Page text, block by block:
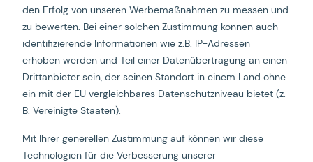
den Erfolg von unseren Werbemaßnahmen zu messen und
zu bewerten. Bei einer solchen Zustimmung können auch
identifizierende Informationen wie z.B. IP-Adressen
erhoben werden und Teil einer Datenübertragung an einen
Drittanbieter sein, der seinen Standort in einem Land ohne
ein mit der EU vergleichbares Datenschutzniveau bietet (z.
B. Vereinigte Staaten).
Mit Ihrer generellen Zustimmung auf können wir diese
Technologien für die Verbesserung unserer
Startseite Starbucks Österreich und Schweiz
wie man Fake Out of Home Media nutzt, um seinen
Content von der Masse abzuheben.